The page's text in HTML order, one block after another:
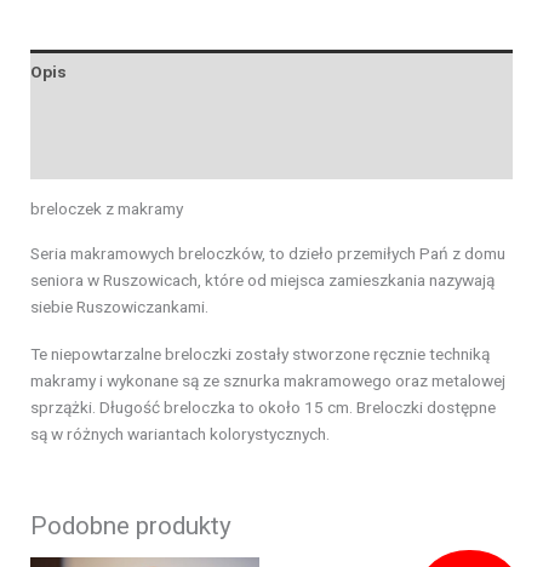
Opis
breloczek z makramy
Seria makramowych breloczków, to dzieło przemiłych Pań z domu
seniora w Ruszowicach, które od miejsca zamieszkania nazywają
siebie Ruszowiczankami.
Te niepowtarzalne breloczki zostały stworzone ręcznie techniką
makramy i wykonane są ze sznurka makramowego oraz metalowej
sprzążki. Długość breloczka to około 15 cm. Breloczki dostępne
są w różnych wariantach kolorystycznych.
Podobne produkty